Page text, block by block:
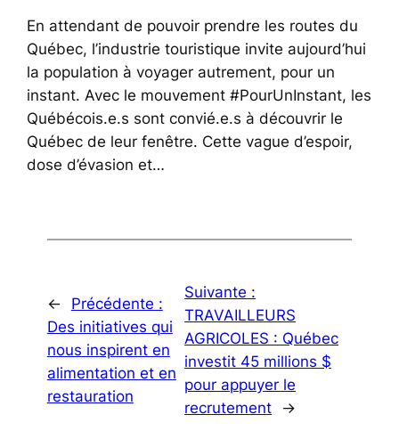
En attendant de pouvoir prendre les routes du
Québec, l’industrie touristique invite aujourd’hui
la population à voyager autrement, pour un
instant. Avec le mouvement #PourUnInstant, les
Québécois.e.s sont convié.e.s à découvrir le
Québec de leur fenêtre. Cette vague d’espoir,
dose d’évasion et…
←
Précédente :
Des initiatives qui
nous inspirent en
alimentation et en
restauration
Suivante :
TRAVAILLEURS
AGRICOLES : Québec
investit 45 millions $
pour appuyer le
recrutement
→